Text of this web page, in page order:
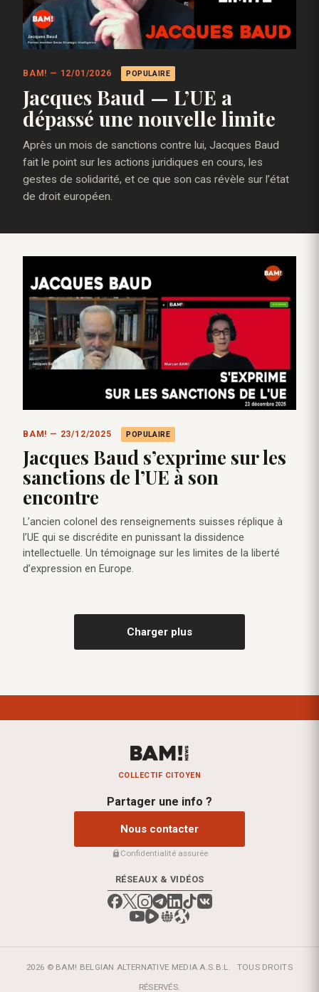
BAM! — 12/01/2026 POPULAIRE
Jacques Baud — L’UE a
dépassé une nouvelle limite
Après un mois de sanctions contre lui, Jacques Baud
fait le point sur les actions juridiques en cours, les
gestes de solidarité, et ce que son cas révèle sur l’état
de droit européen.
BAM! — 23/12/2025 POPULAIRE
Jacques Baud s’exprime sur les
sanctions de l’UE à son
encontre
L’ancien colonel des renseignements suisses réplique à
l’UE qui se discrédite en punissant la dissidence
intellectuelle. Un témoignage sur les limites de la liberté
d’expression en Europe.
Charger plus
COLLECTIF CITOYEN
Partager une info ?
Nous contacter
Confidentialité assurée
RÉSEAUX & VIDÉOS
2026 © BAM! BELGIAN ALTERNATIVE MEDIA A.S.B.L.
TOUS DROITS
RÉSERVÉS.